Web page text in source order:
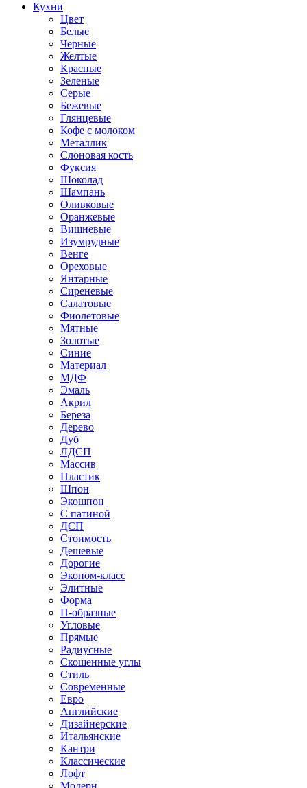
Кухни
Цвет
Белые
Черные
Желтые
Красные
Зеленые
Серые
Бежевые
Глянцевые
Кофе с молоком
Металлик
Слоновая кость
Фуксия
Шоколад
Шампань
Оливковые
Оранжевые
Вишневые
Изумрудные
Венге
Ореховые
Янтарные
Сиреневые
Салатовые
Фиолетовые
Мятные
Золотые
Синие
Материал
МДФ
Эмаль
Акрил
Береза
Дерево
Дуб
ЛДСП
Массив
Пластик
Шпон
Экошпон
С патиной
ДСП
Стоимость
Дешевые
Дорогие
Эконом-класс
Элитные
Форма
П-образные
Угловые
Прямые
Радиусные
Скошенные углы
Стиль
Современные
Евро
Английские
Дизайнерские
Итальянские
Кантри
Классические
Лофт
Модерн